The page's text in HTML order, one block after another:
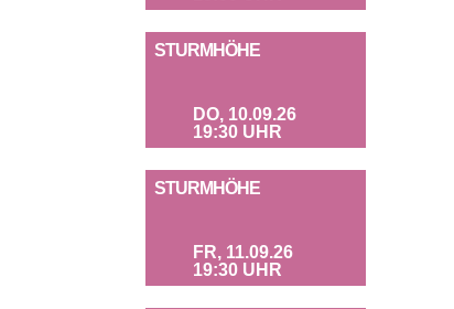
STURMHÖHE
DO, 10.09.26
19:30 UHR
STURMHÖHE
FR, 11.09.26
19:30 UHR